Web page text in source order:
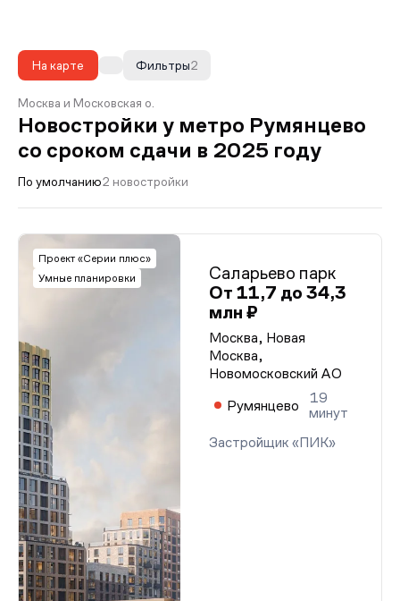
На карте 2
Фильтры
Москва и Московская о.
Новостройки у метро Румянцево
со сроком сдачи в 2025 году
По умолчанию2 новостройки
Проект «Серии плюс»
Умные планировки
Саларьево парк
От 11,7 до 34,3
млн ₽
Москва, Новая
Москва,
Новомосковский АО
Румянцево
19
минут
Застройщик «ПИК»